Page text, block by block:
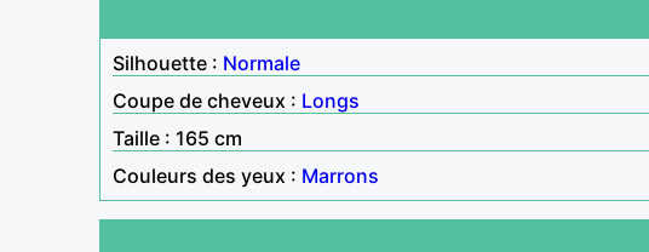
Silhouette : Normale
Coupe de cheveux : Longs
Taille : 165 cm
Couleurs des yeux : Marrons